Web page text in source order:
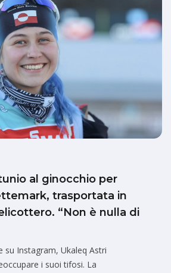
al ginocchio per
trasportata in
“Non è nulla di
su Instagram, Ukaleq Astri
i suoi tifosi. La